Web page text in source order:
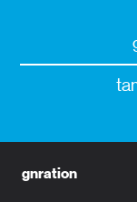
gnration